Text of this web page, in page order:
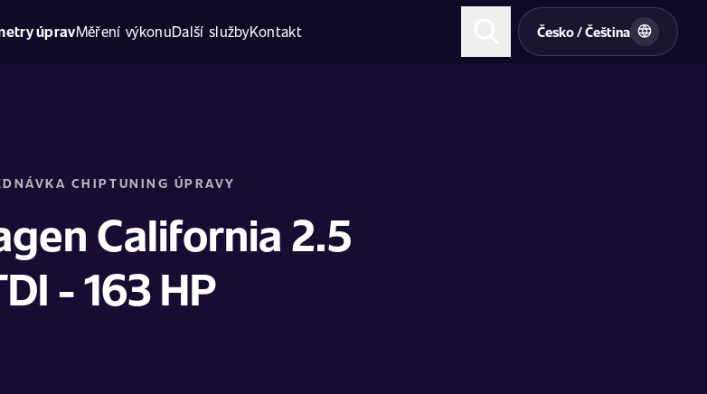
úpravMěření výkonuDalší službyKontakt Česko / Čeština
CHIPTUNING ÚPRAVY
California 2.5
- 163 HP